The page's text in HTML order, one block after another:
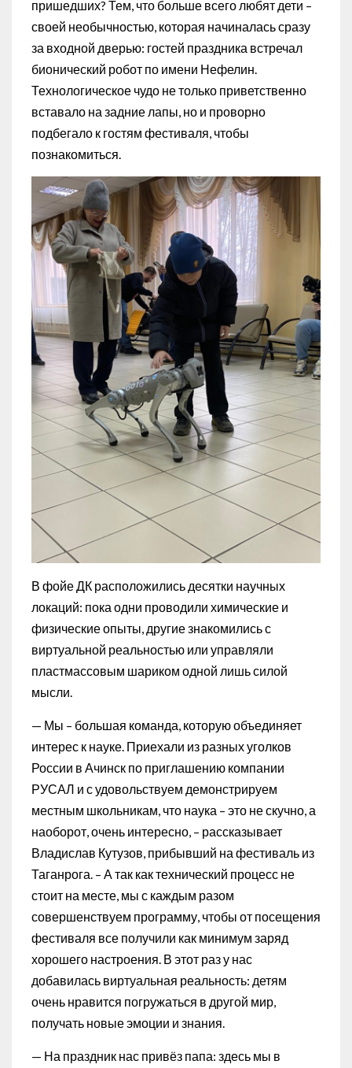
пришедших? Тем, что больше всего любят дети –
своей необычностью, которая начиналась сразу
за входной дверью: гостей праздника встречал
бионический робот по имени Нефелин.
Технологическое чудо не только приветственно
вставало на задние лапы, но и проворно
подбегало к гостям фестиваля, чтобы
познакомиться.
В фойе ДК расположились десятки научных
локаций: пока одни проводили химические и
физические опыты, другие знакомились с
виртуальной реальностью или управляли
пластмассовым шариком одной лишь силой
мысли.
— Мы – большая команда, которую объединяет
интерес к науке. Приехали из разных уголков
России в Ачинск по приглашению компании
РУСАЛ и с удовольствуем демонстрируем
местным школьникам, что наука – это не скучно, а
наоборот, очень интересно, – рассказывает
Владислав Кутузов, прибывший на фестиваль из
Таганрога. – А так как технический процесс не
стоит на месте, мы с каждым разом
совершенствуем программу, чтобы от посещения
фестиваля все получили как минимум заряд
хорошего настроения. В этот раз у нас
добавилась виртуальная реальность: детям
очень нравится погружаться в другой мир,
получать новые эмоции и знания.
— На праздник нас привёз папа: здесь мы в